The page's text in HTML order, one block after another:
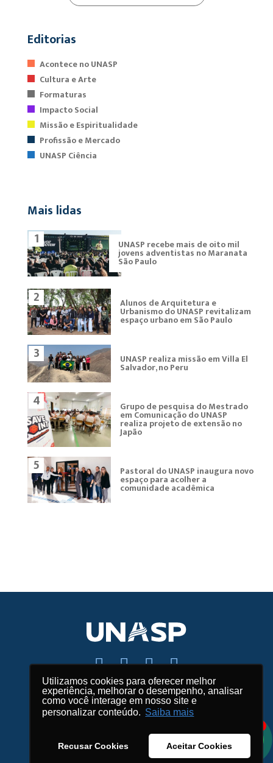
Utilizamos cookies para oferecer melhor
experiência, melhorar o desempenho, analisar
como você interage em nosso site e
personalizar conteúdo. Saiba mais
Recusar Cookies Aceitar Cookies
Editorias
Acontece no UNASP
Cultura e Arte
Formaturas
Impacto Social
Missão e Espiritualidade
Profissão e Mercado
UNASP Ciência
Mais lidas
1
UNASP recebe mais de oito mil
jovens adventistas no Maranata
São Paulo
2 Alunos de Arquitetura e
Urbanismo do UNASP revitalizam
espaço urbano em São Paulo
3 UNASP realiza missão em Villa El
Salvador, no Peru
4 Grupo de pesquisa do Mestrado
em Comunicação do UNASP
realiza projeto de extensão no
Japão
5 Pastoral do UNASP inaugura novo
espaço para acolher a
comunidade acadêmica
Fale conosco
Mapas e endereços
Créditos